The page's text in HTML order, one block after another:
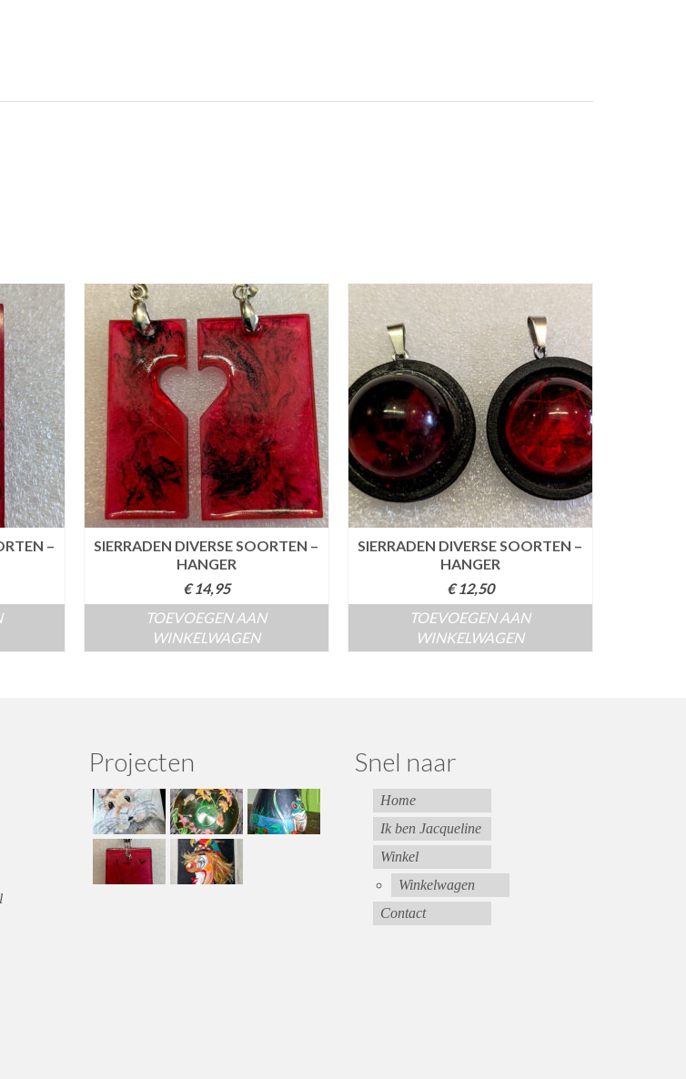
–
SIERRADEN DIVERSE SOORTEN –
HANGER
€14,95
TOEVOEGEN AAN
WINKELWAGEN
SIERRADEN DIVERSE SOORTEN –
HANGER
€12,50
TOEVOEGEN AAN
WINKELWAGEN
Projecten Snel naar
Home
Ik ben Jacqueline
Winkel
Winkelwagen
Contact